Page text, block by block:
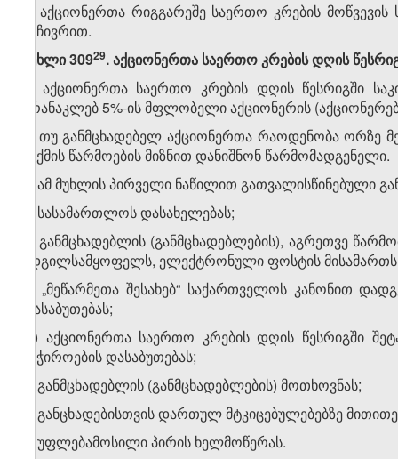
7. აქციონერთა რიგგარეშე საერთო კრების
საჩივრით.
მუხლი 309​29. აქციონერთა საერთო კრების დღის
1. აქციონერთა საერთო კრების დღის წესრიგში
არანაკლებ 5%-ის მფლობელი აქციონერის
2. თუ განმცხადებელ აქციონერთა რაოდენობა ორზე
საქმის წარმოების მიზნით დანიშნონ წარმომადგენელი.
3. ამ მუხლის პირველი ნაწილით გათვალისწინებული
ა) სასამართლოს დასახელებას;
ბ) განმცხადებლის (განმცხადებლების), აგრეთვე
ადგილსამყოფელს, ელექტრონული ფოსტის
გ) „მეწარმეთა შესახებ“ საქართველოს კანონით
დასაბუთებას;
დ) აქციონერთა საერთო კრების დღის წესრიგში
საჭიროების დასაბუთებას;
ე) განმცხადებლის (განმცხადებლების) მოთხოვნას;
ვ) განცხადებისთვის დართულ მტკიცებულებებზე
ზ) უფლებამოსილი პირის ხელმოწერას.